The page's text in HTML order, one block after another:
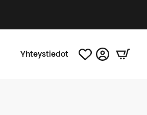
Yhteystiedot